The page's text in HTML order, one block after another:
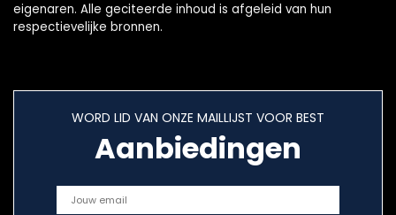
eigenaren. Alle geciteerde inhoud is afgeleid van hun
respectievelijke bronnen.
WORD LID VAN ONZE MAILLIJST VOOR BEST
Aanbiedingen